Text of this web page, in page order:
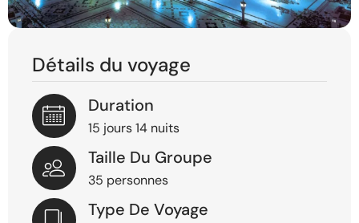
Détails du voyage
Duration
15 jours 14 nuits
Taille Du Groupe
35 personnes
Type De Voyage